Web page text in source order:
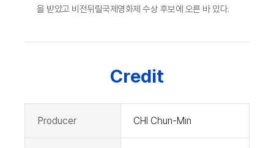
을 받았고 비전뒤릴국제영화제 수상 후보에 오른 바 있다.
Credit
Producer CHI Chun-Min